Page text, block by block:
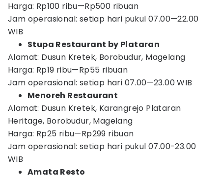
Harga: Rp100 ribu—Rp500 ribuan
Jam operasional: setiap hari pukul 07.00—22.00
WIB
Stupa Restaurant by Plataran
Alamat: Dusun Kretek, Borobudur, Magelang
Harga: Rp19 ribu—Rp55 ribuan
Jam operasional: setiap hari 07.00—23.00 WIB
Menoreh Restaurant
Alamat: Dusun Kretek, Karangrejo Plataran
Heritage, Borobudur, Magelang
Harga: Rp25 ribu—Rp299 ribuan
Jam operasional: setiap hari pukul 07.00-23.00
WIB
Amata Resto